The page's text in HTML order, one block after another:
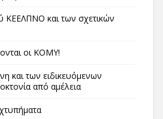
ΚΕΕΛΠΝΟ και των σχετικών
οι ΚΟΜΥ!
και των ειδικευόμενων
από αμέλεια